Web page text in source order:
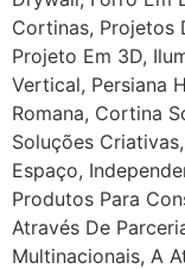
Cortinas, Projetos
Projeto Em 3D,
Vertical, Persiana
Romana, Cortina
Soluções
Espaço,
Produtos Para
Através De
Multinacionais, A